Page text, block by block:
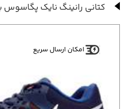
کتانی رانینگ نایک پگاسوس
امکان ارسال سریع